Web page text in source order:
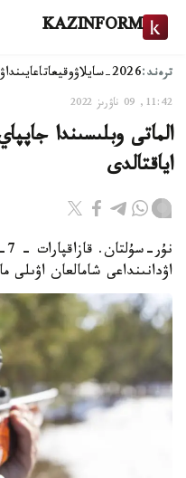
KAZINFORM
ترەند:2026-سايلاۋ وقيعاتاعايىنداۋ
11:42, 09 ناۋرىز 2022
الماتى وبلىسىندا
اياقتالدى
اۋدانىنداعى شامالعان